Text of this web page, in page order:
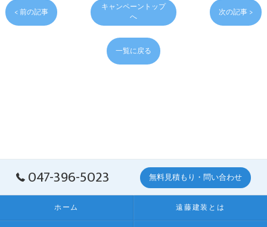
< 前の記事
キャンペーントップ
へ
次の記事 >
一覧に戻る
047-396-5023 無料見積もり・問い合わせ
ホーム 遠藤建装とは